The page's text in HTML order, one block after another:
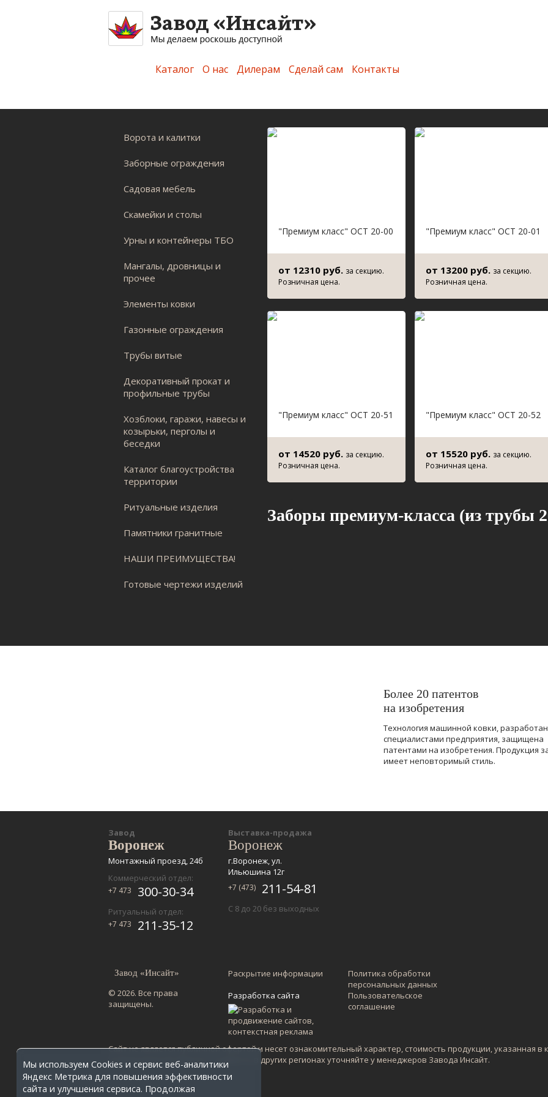
Каталог О нас Дилерам Сделай сам Контакты
Ворота и калитки
Заборные ограждения
Садовая мебель
Скамейки и столы
Урны и контейнеры ТБО
Мангалы, дровницы и
прочее
Элементы ковки
Газонные ограждения
Трубы витые
Декоративный прокат и
профильные трубы
Хозблоки, гаражи, навесы и
козырьки, перголы и
беседки
Каталог благоустройства
территории
Ритуальные изделия
Памятники гранитные
НАШИ ПРЕИМУЩЕСТВА!
Готовые чертежи изделий
"Премиум класс" ОСТ 20-00
от 12310 руб. за секцию.
Розничная цена.
"Премиум класс" ОСТ 20-01
от 13200 руб. за секцию.
Розничная цена.
"Премиум класс" ОСТ 20-51
от 14520 руб. за секцию.
Розничная цена.
"Премиум класс" ОСТ 20-52
от 15520 руб. за секцию.
Розничная цена.
Заборы премиум-класса (из трубы
Более 20 патентов
на изобретения
Технология машинной ковки,
специалистами предприятия, защищена
патентами на изобретения. Продукция
имеет неповторимый стиль.
Завод
Воронеж
Монтажный проезд, 24б
Коммерческий отдел:
+7 473 300-30-34
Ритуальный отдел:
+7 473 211-35-12
Выставка-продажа
Воронеж
г.Воронеж, ул.
Ильюшина 12г
+7 (473) 211-54-81
С 8 до 20 без выходных
Завод «Инсайт»
© 2026. Все права
защищены.
Раскрытие информации
Разработка сайта
Политика обработки
персональных данных
Пользовательское
соглашение
Сайт не является публичной офертой и несет ознакомительный характер, стоимость продукции, указанная в
по Воронежской области. Стоимость в других регионах уточняйте у менеджеров Завода Инсайт.
Мы используем Cookies и сервис веб-аналитики
Яндекс Метрика для повышения эффективности
сайта и улучшения сервиса. Продолжая